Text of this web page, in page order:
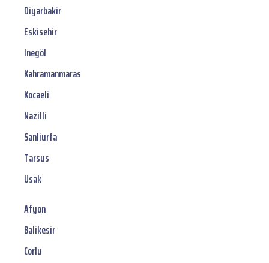
Diyarbakir
Eskisehir
Inegöl
Kahramanmaras
Kocaeli
Nazilli
Sanliurfa
Tarsus
Usak
Afyon
Balikesir
Corlu